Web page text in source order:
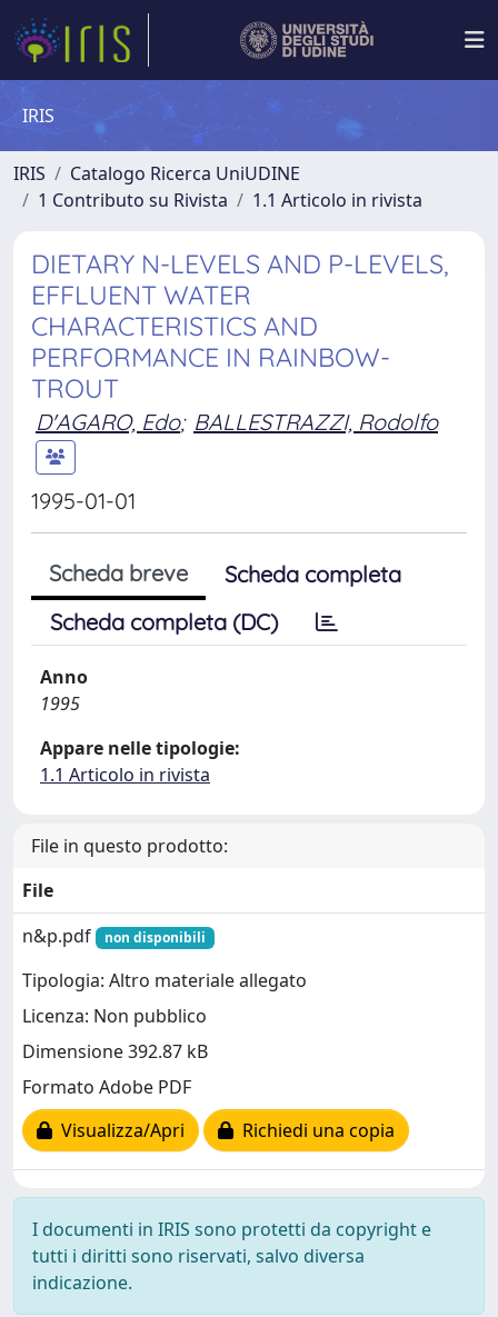
IRIS
IRIS
Catalogo Ricerca UniUDINE
1 Contributo su Rivista
1.1 Articolo in rivista
DIETARY N-LEVELS AND P-LEVELS,
EFFLUENT WATER
CHARACTERISTICS AND
PERFORMANCE IN RAINBOW-
TROUT
D'AGARO, Edo; BALLESTRAZZI, Rodolfo
1995-01-01
Scheda breve
Scheda completa
Scheda completa (DC)
Anno
1995
Appare nelle tipologie:
1.1 Articolo in rivista
File in questo prodotto:
File
n&p.pdf
non disponibili
Tipologia: Altro materiale allegato
Licenza: Non pubblico
Dimensione 392.87 kB
Formato Adobe PDF
Visualizza/Apri
Richiedi una copia
I documenti in IRIS sono protetti da copyright e
tutti i diritti sono riservati, salvo diversa
indicazione.